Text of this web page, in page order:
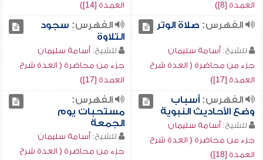
العمدة [8])
العمدة [14])
الفهرس: صلاة الوتر
للشيخ: أسامة سليمان
جزء من محاضرة ( العدة شرح
العمدة [17])
الفهرس: سجود
التلاوة
للشيخ: أسامة سليمان
جزء من محاضرة ( العدة شرح
العمدة [17])
الفهرس:أسباب
وضع الأحاديث النبوية
للشيخ: أسامة سليمان
جزء من محاضرة ( العدة شرح
العمدة [18])
الفهرس:
مستحبات يوم
الجمعة
للشيخ: أسامة سليمان
جزء من محاضرة ( العدة شرح